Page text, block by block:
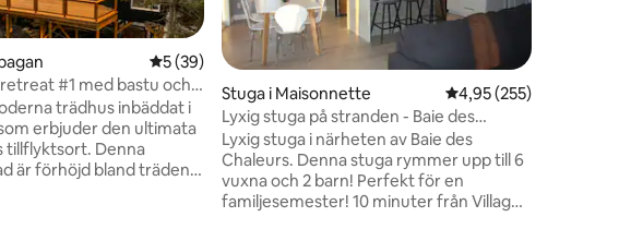
19 omdömen
5 av 5 i genomsnittligt betyg, 39 omdömen
5 (39)
#1 med bastu och
trädhus inbäddat i
erbjuder den ultimata
tillflyktsort. Denna
Stuga i Maisonnette 4,95 av 5 i
4,95 (255)
Lyxig stuga på stranden - Baie des
Chaleurs
Lyxig stuga i närheten av Baie des
Chaleurs. Denna stuga rymmer upp till 6
vuxna och 2 barn! Perfekt för en
familjesemester! 10 minuter från Village